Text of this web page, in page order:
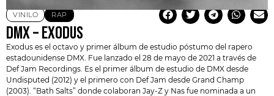
VINILO RAP
DMX – EXODUS
Exodus es el octavo y primer álbum de estudio póstumo del rapero
estadounidense DMX . Fue lanzado el 28 de mayo de 2021 a través de
Def Jam Recordings. Es el primer álbum de estudio de DMX desde
Undisputed (2012) y el primero con Def Jam desde Grand Champ
(2003). “Bath Salts” donde colaboran Jay-Z y Nas fue nominada a un